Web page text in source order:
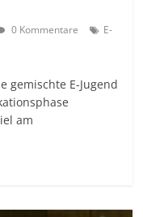
0 Kommentare
E-
gemischte E-Jugend
am